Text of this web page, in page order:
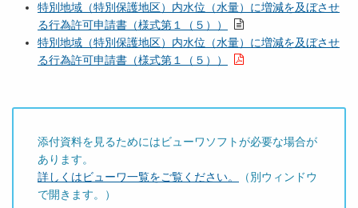
特別地域（特別保護地区）内水位（水量）に増減を及ぼさせ
る行為許可申請書（様式第１（５））
特別地域（特別保護地区）内水位（水量）に増減を及ぼさせ
る行為許可申請書（様式第１（５））
添付資料を見るためにはビューワソフトが必要な場合が
あります。
詳しくはビューワ一覧をご覧ください。
（別ウィンドウ
で開きます。）